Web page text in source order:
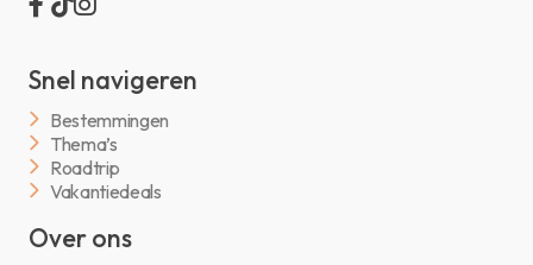
Snel navigeren
Bestemmingen
Thema’s
Roadtrip
Vakantiedeals
Over ons